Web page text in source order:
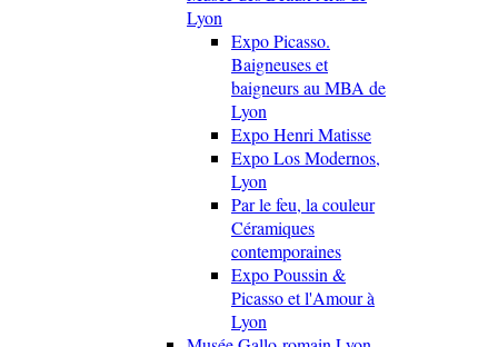
Lyon
Expo Picasso.
Baigneuses et
baigneurs au MBA de
Lyon
Expo Henri Matisse
Expo Los Modernos,
Lyon
Par le feu, la couleur
Céramiques
contemporaines
Expo Poussin &
Picasso et l'Amour à
Lyon